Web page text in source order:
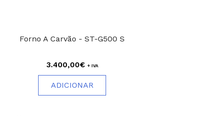
Forno A Carvão - ST-G500 S
3.400,00€ + IVA
ADICIONAR